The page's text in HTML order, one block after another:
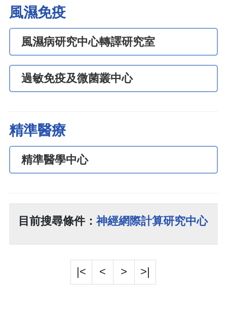
風濕免疫
風濕病研究中心轉譯研究室
過敏免疫及微菌叢中心
精準醫療
精準醫學中心
目前搜尋條件：神經網際計算研究中心
|< < > >|